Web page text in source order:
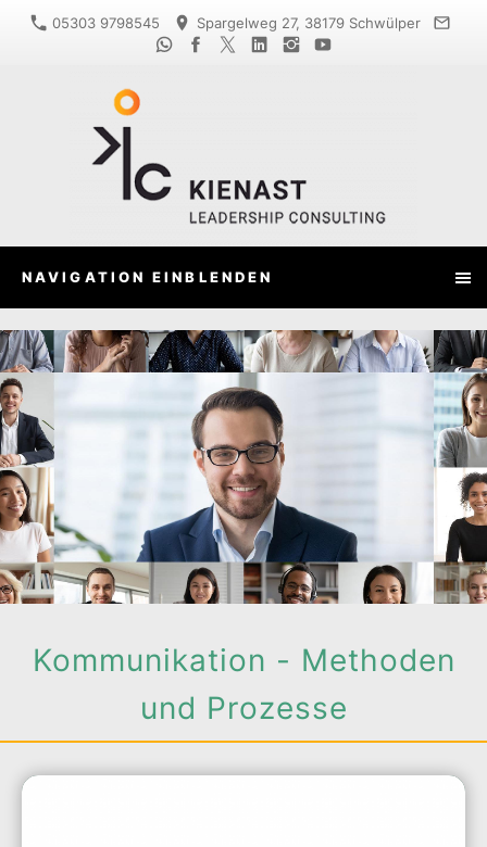
05303 9798545 Spargelweg 27, 38179 Schwülper
NAVIGATION EINBLENDEN
Kommunikation - Methoden
und Prozesse